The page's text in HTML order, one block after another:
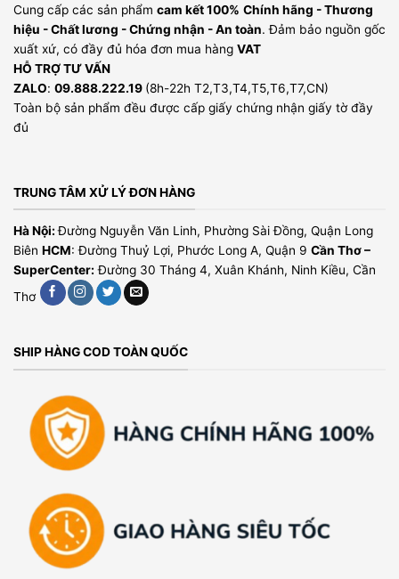
Cung cấp các sản phẩm cam kết 100% Chính hãng - Thương
hiệu - Chất lương - Chứng nhận - An toàn. Đảm bảo nguồn gốc
xuất xứ, có đầy đủ hóa đơn mua hàng VAT
HỖ TRỢ TƯ VẤN
ZALO: 09.888.222.19 (8h-22h T2,T3,T4,T5,T6,T7,CN)
Toàn bộ sản phẩm đều được cấp giấy chứng nhận giấy tờ đầy
đủ
TRUNG TÂM XỬ LÝ ĐƠN HÀNG
Hà Nội:Đường Nguyễn Văn Linh, Phường Sài Đồng, Quận Long
Biên HCM: Đường Thuỷ Lợi, Phước Long A, Quận 9 Cần Thơ –
SuperCenter: Đường 30 Tháng 4, Xuân Khánh, Ninh Kiều, Cần
Thơ
SHIP HÀNG COD TOÀN QUỐC